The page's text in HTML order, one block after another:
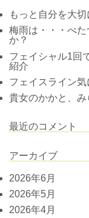
もっと自分を大
梅雨は・・・べ
か？
フェイシャル1回
紹介
フェイスライン
貴女のかかと、み
最近のコメント
アーカイブ
2026年6月
2026年5月
2026年4月